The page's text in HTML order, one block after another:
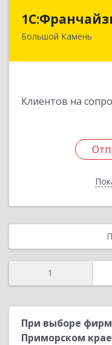
Большой Камень
Клиентов на
692806,
1
При выборе
Приморском